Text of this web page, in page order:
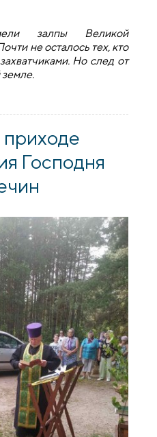
залпы Великой
не осталось тех, кто
Но след от
приходе
Господня